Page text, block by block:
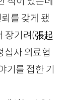
를 갖게 됐
장기려(張起
십자 의료협
기를 접한 기